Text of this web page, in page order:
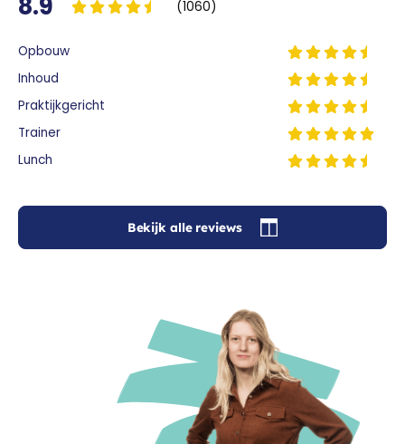
(1060)
Opbouw
Inhoud
Praktijkgericht
Trainer
Lunch
Bekijk alle reviews